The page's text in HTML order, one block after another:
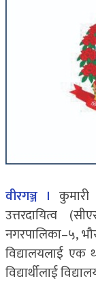
वीरगञ्ज ।
उत्तरदायित्व
नगरपालिका–५,
विद्यालयलाई
विद्यार्थीलाई